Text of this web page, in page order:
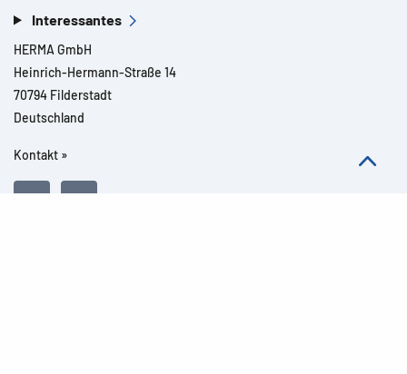
Interessantes
HERMA GmbH
Heinrich-Hermann-Straße 14
70794 Filderstadt
Deutschland
Kontakt »